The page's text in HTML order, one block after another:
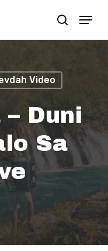
search
Menu
Video
Duni
Sa
Close